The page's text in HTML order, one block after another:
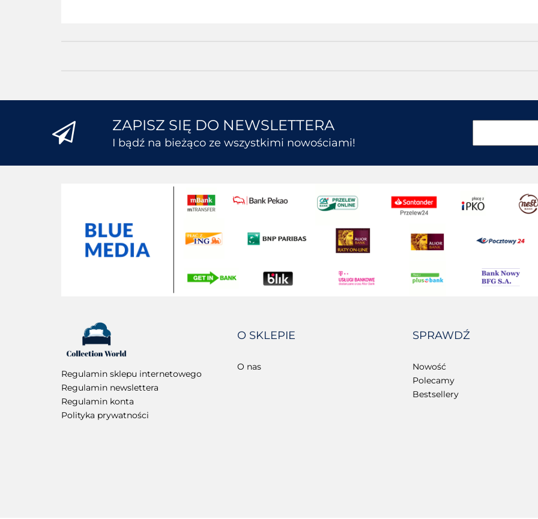
ZAPISZ SIĘ DO NEWSLETTERA
I bądź na bieżąco ze wszystkimi nowościami!
Regulamin sklepu internetowego
Regulamin newslettera
Regulamin konta
Polityka prywatności
O SKLEPIE
O nas
SPRAWDŹ
Nowość
Polecamy
Bestsellery